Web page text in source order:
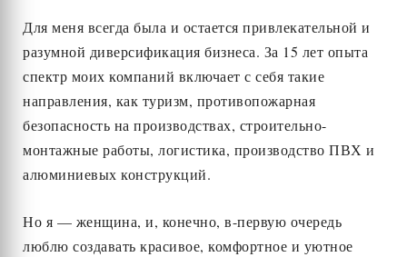
Для меня всегда была и остается привлекательной и
разумной диверсификация бизнеса. За 15 лет опыта
спектр моих компаний включает с себя такие
направления, как туризм, противопожарная
безопасность на производствах, строительно-
монтажные работы, логистика, производство ПВХ и
алюминиевых конструкций.
Но я — женщина, и, конечно, в-первую очередь
люблю создавать красивое, комфортное и уютное